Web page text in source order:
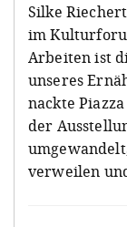
Silke
im
Arbeiten ist
unseres
nackte
der
verweilen